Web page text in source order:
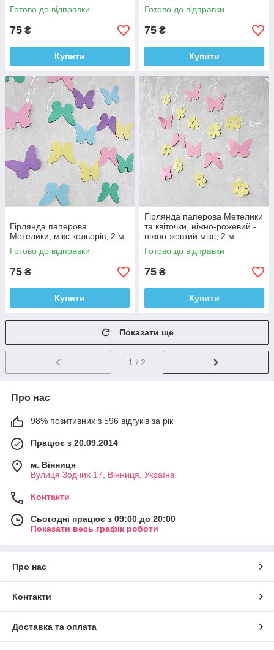
Готово до відправки
75 ₴
Купити
Готово до відправки
75 ₴
Купити
Гірлянда паперова
Метелики, мікс кольорів, 2 м
Готово до відправки
75 ₴
Купити
Гірлянда паперова Метелики
та квіточки, ніжно-рожевий -
ніжно-жовтий мікс, 2 м
Готово до відправки
75 ₴
Купити
Показати ще
1 / 2
Про нас
98% позитивних з 596 відгуків за рік
Працює з 20.09.2014
м. Вінниця
Вулиця Зодчих 17, Вінниця, Україна
Контакти
Сьогодні працює з 09:00 до 20:00
Показати весь графік роботи
Про нас
Контакти
Доставка та оплата